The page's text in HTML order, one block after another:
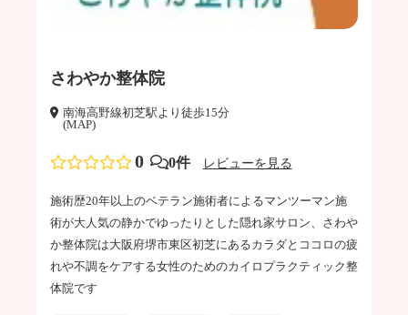
さわやか整体院
南海高野線初芝駅より徒歩15分
(MAP)
0 0件 レビューを見る
施術歴20年以上のベテラン施術者によるマンツーマン施
術が大人気の静かでゆったりとした隠れ家サロン、さわや
か整体院は大阪府堺市東区初芝にあるカラダとココロの疲
れや不調をケアする女性のためのカイロプラクティック整
体院です